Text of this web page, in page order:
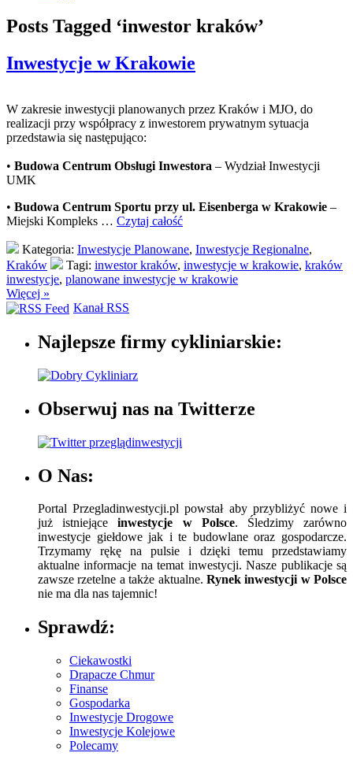
Posts Tagged ‘inwestor kraków’
Inwestycje w Krakowie
W zakresie inwestycji planowanych przez Kraków i MJO, do
realizacji przy współpracy z inwestorem prywatnym sytuacja
przedstawia się następująco:
• Budowa Centrum Obsługi Inwestora – Wydział Inwestycji
UMK
• Budowa Centrum Sportu przy ul. Eisenberga w Krakowie –
Miejski Kompleks … Czytaj całość
Kategoria: Inwestycje Planowane, Inwestycje Regionalne,
Kraków
Tagi: inwestor kraków, inwestycje w krakowie, kraków
inwestycje, planowane inwestycje w krakowie
Więcej »
Kanał RSS
Najlepsze firmy cykliniarskie:
Obserwuj nas na Twitterze
O Nas:
Portal Przegladinwestycji.pl powstał aby przybliżyć nowe i
już istniejąceinwestycje w Polsce. Śledzimy zarówno
inwestycje giełdowe jak i te budowlane oraz gospodarcze.
Trzymamy rękę na pulsie i dzięki temu przedstawiamy
aktualne informacje na temat inwestycji. Nasze publikacje są
zawsze rzetelne a także aktualne. Rynek inwestycji w Polsce
nie ma dla nas tajemnic!
Sprawdź:
Ciekawostki
Drapacze Chmur
Finanse
Gospodarka
Inwestycje Drogowe
Inwestycje Kolejowe
Polecamy